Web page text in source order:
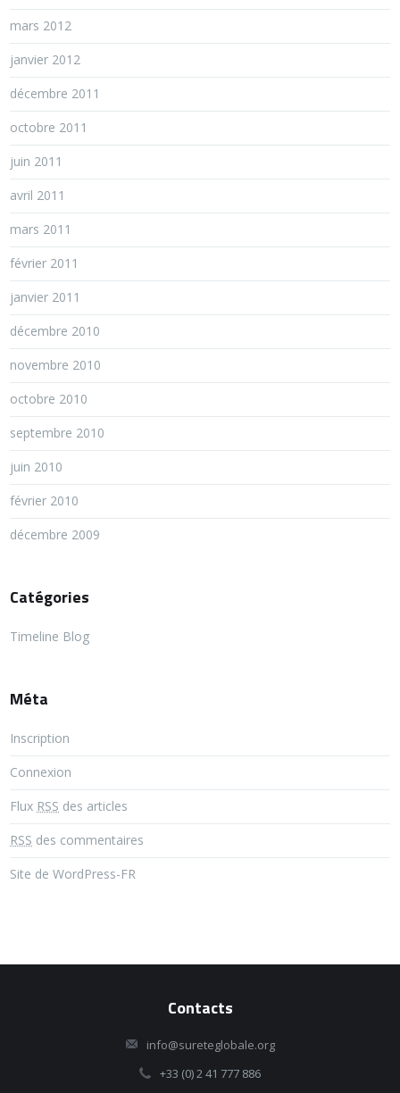
mars 2012
janvier 2012
décembre 2011
octobre 2011
juin 2011
avril 2011
mars 2011
février 2011
janvier 2011
décembre 2010
novembre 2010
octobre 2010
septembre 2010
juin 2010
février 2010
décembre 2009
Catégories
Timeline Blog
Méta
Inscription
Connexion
Flux RSS des articles
RSS des commentaires
Site de WordPress-FR
Contacts
info@sureteglobale.org
+33 (0) 2 41 777 886